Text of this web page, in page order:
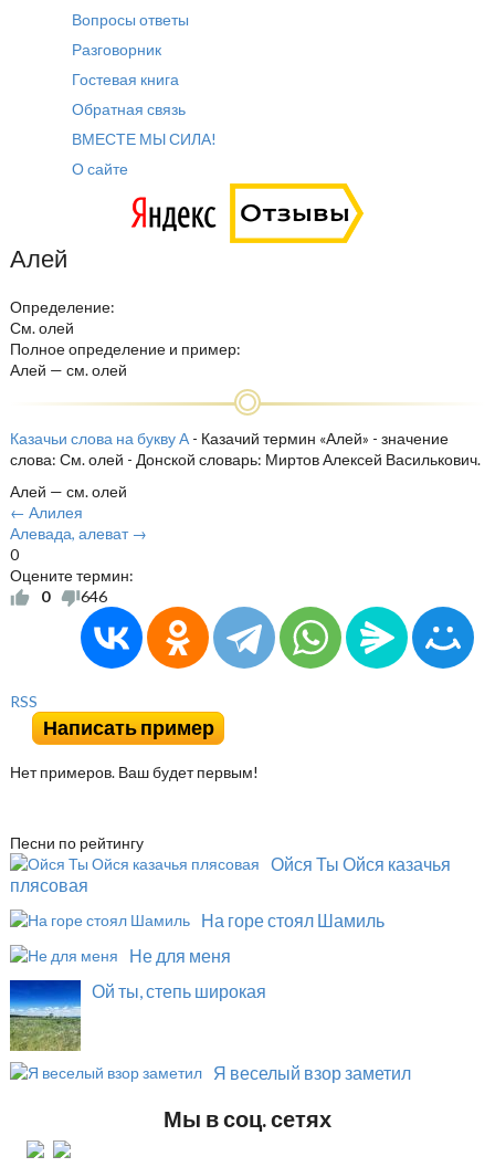
Вопросы ответы
Разговорник
Гостевая книга
Обратная связь
ВМЕСТЕ МЫ СИЛА!
О сайте
Алей
Определение:
См. олей
Полное определение и пример:
Алей — см. олей
Казачьи слова на букву А- Казачий термин «Алей» - значение
слова: См. олей - Донской словарь: Миртов Алексей Василькович.
Алей — см. олей
← Алилея
Алевада, алеват →
0
Оцените термин:
0
646
RSS
Написать пример
Нет примеров. Ваш будет первым!
Песни по рейтингу
Ойся Ты Ойся казачья
плясовая
На горе стоял Шамиль
Не для меня
Ой ты, степь широкая
Я веселый взор заметил
Мы в соц. сетях